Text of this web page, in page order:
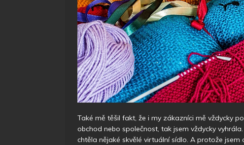
Také mě těšil fakt, že i my zákazníci mě vždycky
obchod nebo společnost, tak jsem vždycky
chtěla nějaké skvělé virtuální sídlo. A protože